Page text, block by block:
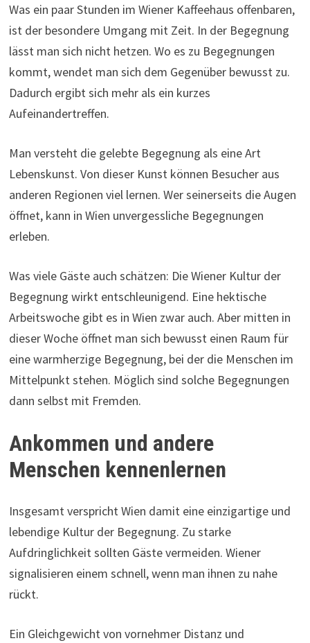
Was ein paar Stunden im Wiener Kaffeehaus offenbaren,
ist der besondere Umgang mit Zeit. In der Begegnung
lässt man sich nicht hetzen. Wo es zu Begegnungen
kommt, wendet man sich dem Gegenüber bewusst zu.
Dadurch ergibt sich mehr als ein kurzes
Aufeinandertreffen.
Man versteht die gelebte Begegnung als eine Art
Lebenskunst. Von dieser Kunst können Besucher aus
anderen Regionen viel lernen. Wer seinerseits die Augen
öffnet, kann in Wien unvergessliche Begegnungen
erleben.
Was viele Gäste auch schätzen: Die Wiener Kultur der
Begegnung wirkt entschleunigend. Eine hektische
Arbeitswoche gibt es in Wien zwar auch. Aber mitten in
dieser Woche öffnet man sich bewusst einen Raum für
eine warmherzige Begegnung, bei der die Menschen im
Mittelpunkt stehen. Möglich sind solche Begegnungen
dann selbst mit Fremden.
Ankommen und andere
Menschen kennenlernen
Insgesamt verspricht Wien damit eine einzigartige und
lebendige Kultur der Begegnung. Zu starke
Aufdringlichkeit sollten Gäste vermeiden. Wiener
signalisieren einem schnell, wenn man ihnen zu nahe
rückt.
Ein Gleichgewicht von vornehmer Distanz und